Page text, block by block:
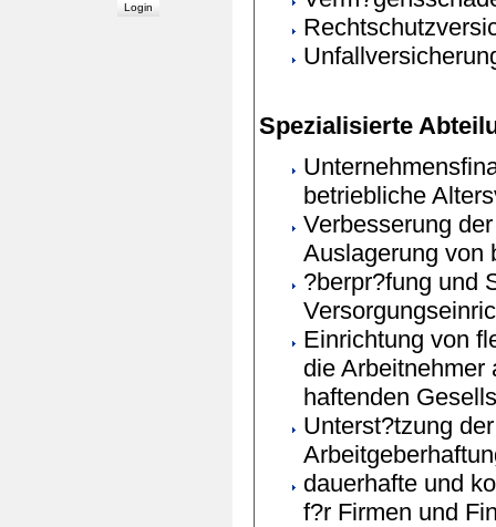
Spezialisierte
betriebliche
Verbesserung
Auslagerung von
?berpr?fung und
Einrichtung von
die Arbeitnehmer
haftenden
Unterst?tzung
dauerhafte und
f?r Firmen und